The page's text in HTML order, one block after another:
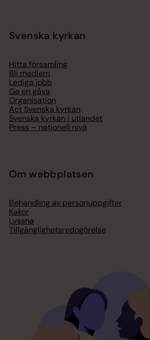
Svenska kyrkan
Hitta församling
Bli medlem
Lediga jobb
Ge en gåva
Organisation
Act Svenska kyrkan
Svenska kyrkan i utlandet
Press – nationell nivå
Om webbplatsen
Behandling av personuppgifter
Kakor
Lyssna
Tillgänglighetsredogörelse